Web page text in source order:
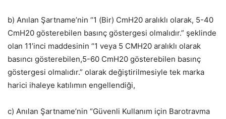
b) Anılan Şartname’nin “1 (Bir) CmH20 aralıklı olarak, 5-40
CmH20 gösterebilen basınç göstergesi olmalıdır.” şeklinde
olan 11’inci maddesinin “1 veya 5 CMH20 aralıklı olarak
basıncı gösterebilen,5-60 CmH20 gösterebilen basınç
göstergesi olmalıdır.” olarak değiştirilmesiyle tek marka
harici ihaleye katılımın engellendiği,
c) Anılan Şartname’nin “Güvenli Kullanım için Barotravma